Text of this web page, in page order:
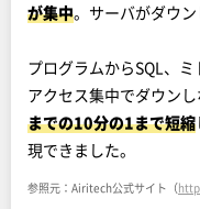
が集中。サーバがダウン
プログラムからSQL、ミ
アクセス集中でダウンし
までの10分の1まで短縮
現できました。
参照元：Airitech公式サイト（